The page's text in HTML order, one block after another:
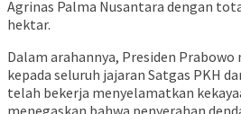
Agrinas Palma Nusantara dengan
hektar.
Dalam arahannya, Presiden
kepada seluruh jajaran Satgas PKH
telah bekerja menyelamatkan
menegaskan bahwa penyerahan